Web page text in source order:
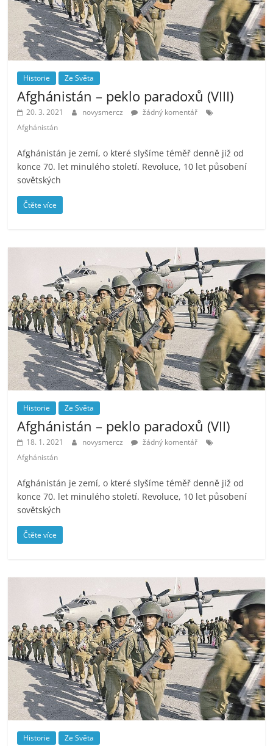
Historie Ze Světa
Afghánistán – peklo paradoxů (VIII)
20. 3. 2021 novysmercz
žádný komentář
Afghánistán
Afghánistán je zemí, o které slyšíme téměř denně již od
konce 70. let minulého století. Revoluce, 10 let působení
sovětských
Čtěte více
Historie Ze Světa
Afghánistán – peklo paradoxů (VII)
18. 1. 2021 novysmercz
žádný komentář
Afghánistán
Afghánistán je zemí, o které slyšíme téměř denně již od
konce 70. let minulého století. Revoluce, 10 let působení
sovětských
Čtěte více
Historie Ze Světa